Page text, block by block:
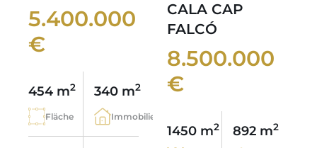
5.400.000
€
454 m2
Fläche
340 m2
Immobilie
CALA CAP
FALCÓ
8.500.000
€
1450 m2 892 m2